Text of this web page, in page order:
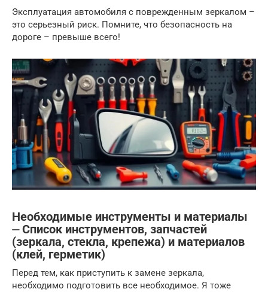
Эксплуатация автомобиля с поврежденным зеркалом –
это серьезный риск. Помните, что безопасность на
дороге – превыше всего!
Необходимые инструменты и материалы
⏤ Список инструментов, запчастей
(зеркала, стекла, крепежа) и материалов
(клей, герметик)
Перед тем, как приступить к замене зеркала,
необходимо подготовить все необходимое. Я тоже